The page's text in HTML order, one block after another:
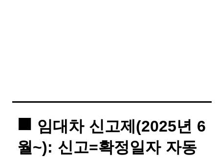
임대차 신고제(2025년 6
월~): 신고=확정일자 자동